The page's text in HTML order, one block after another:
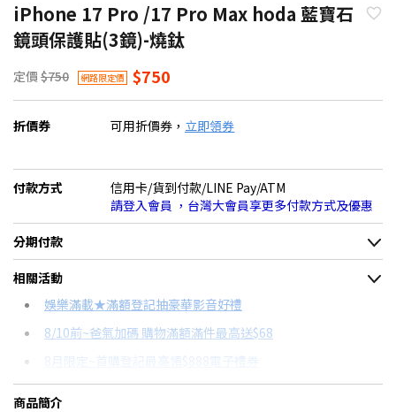
iPhone 17 Pro /17 Pro Max hoda 藍寶石
鏡頭保護貼(3鏡)-燒鈦
定價 $750 網路限定價 $750
折價券 可用折價券， 立即領券
付款方式
信用卡/貨到付款/LINE Pay/ATM
請登入會員 ，台灣大會員享更多付款方式及優惠
分期付款
＊實際可分期數、適用利率，請以購物車顯示為主
信用卡分期
分期數 每期金額 配合銀行/業者
相關活動
娛樂滿載★滿額登記抽豪華影音好禮
8/10前~爸氣加碼 購物滿額滿件最高送$68
8月限定~首購登記最高領$888電子禮券
台灣大哥大Open Possible聯名卡滿額最高回饋25%
商品簡介